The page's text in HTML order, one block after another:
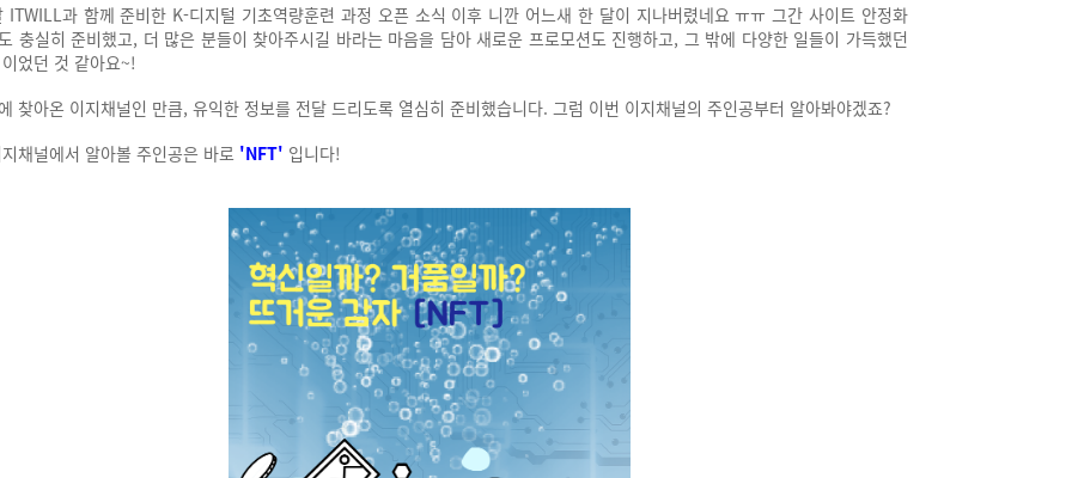
ITWILL과 함께 준비한 K-디지털 기초역량훈련 과정 오픈 소식 이후 니깐 어느새 한 달이 지나버렸네요 ㅠㅠ 그간 사이트 안정화
충실히 준비했고, 더 많은 분들이 찾아주시길 바라는 마음을 담아 새로운 프로모션도 진행하고, 그 밖에 다양한 일들이 가득했던
었던 것 같아요~!
찾아온 이지채널인 만큼, 유익한 정보를 전달 드리도록 열심히 준비했습니다. 그럼 이번 이지채널의 주인공부터 알아봐야겠죠?
채널에서 알아볼 주인공은 바로 'NFT' 입니다!